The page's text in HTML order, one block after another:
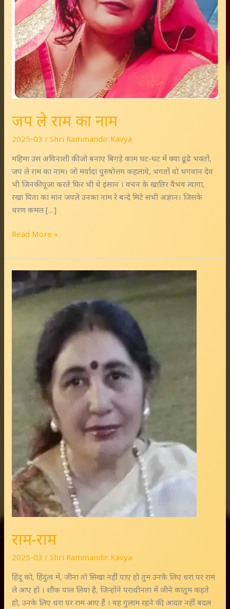
जप ले राम का नाम
2025-03 /Shri Rammandir Kavya
महिमा उस अविनाशी की जो बनाए बिगड़े काम घट-घट में क्या ढूंढे भक्तों,
जप ले राम का नाम। जो मर्यादा पुरुषोत्तम कहलाये, भगतों वो भगवान देव
भी जिनकी पूजा करते फिर भी थे इंसान । वचन के खातिर वैभव त्यागा,
रखा पिता का मान जपले उनका नाम रे बन्दे मिटे सभी अज्ञान। जिसके
चरण कमल […]
Read More »
राम-राम
2025-03 /Shri Rammandir Kavya
हिंदू को, हिंदुत्व में, जीना तो सिखा नहीं पाए हो तुम उनके लिए धरा पर राम
ले आए हो । शौक पाल लिया है, जिन्होंने पराधीनता में जीने कातुम कहते
हो, उनके लिए धरा पर राम आए हैं । वह गुलाम रहने की, आदत नहीं बदल
राम